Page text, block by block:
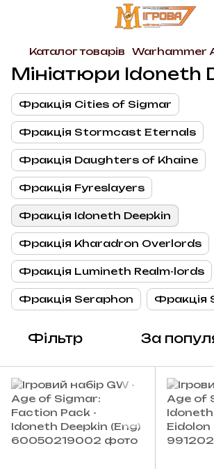
Каталог товарів Warhammer
Мініатюри Idoneth
Фракція Cities of Sigmar
Фракція Stormcast Eternals
Фракція Daughters of Khaine
Фракція Fyreslayers
Фракція Idoneth Deepkin
Фракція Kharadron Overlords
Фракція Lumineth Realm-lords
Фракція Seraphon Фракція
Фільтр За